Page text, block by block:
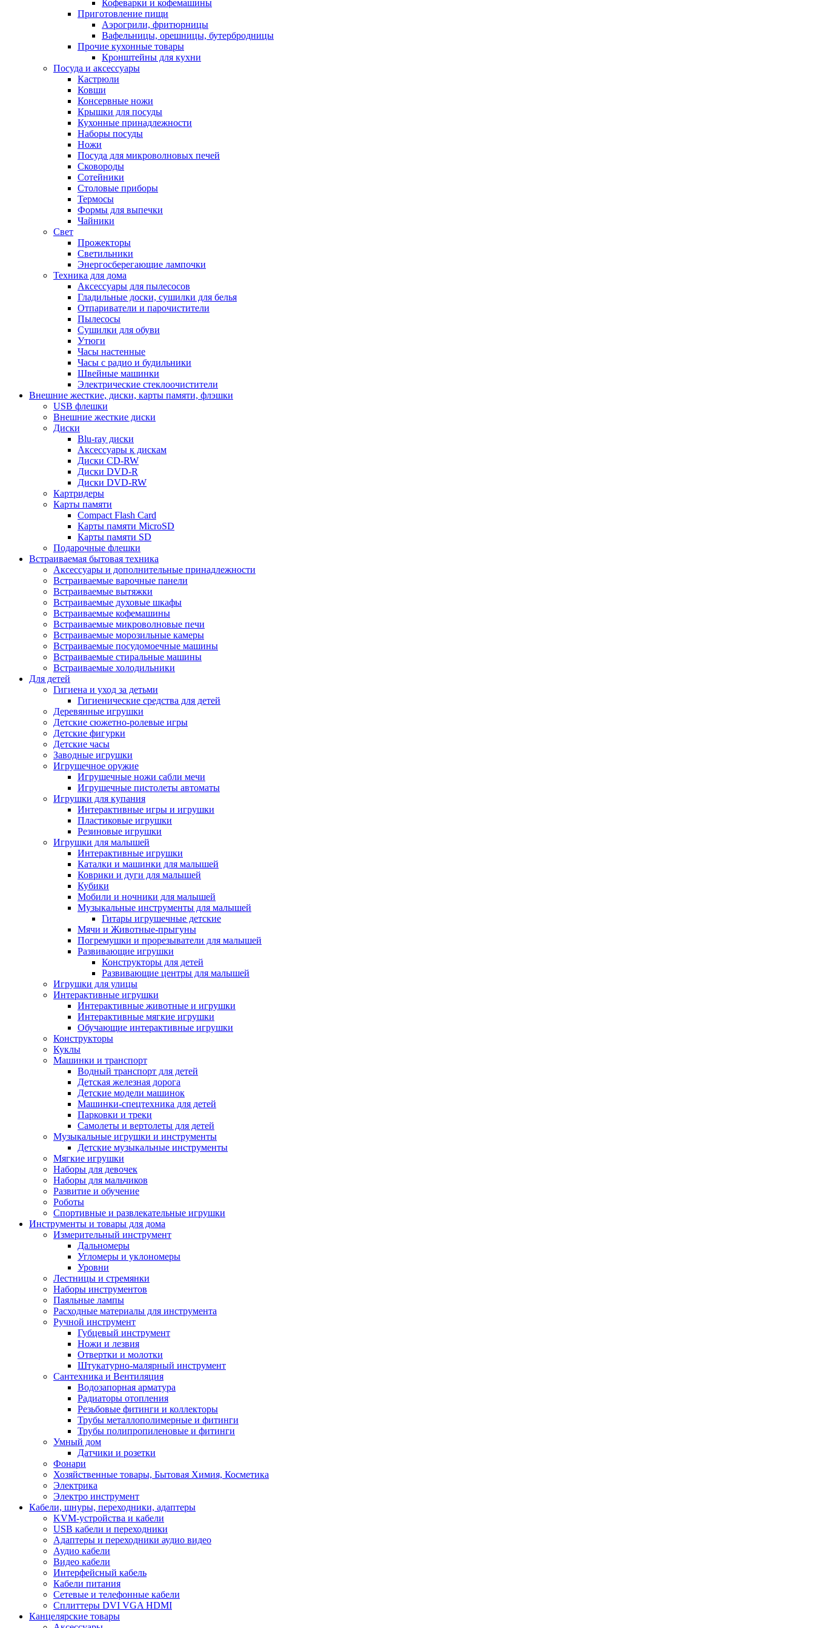
Кофеварки и кофемашины
Приготовление пищи
Аэрогрили, фритюрницы
Вафельницы, орешницы, бутербродницы
Прочие кухонные товары
Кронштейны для кухни
Посуда и аксессуары
Кастрюли
Ковши
Консервные ножи
Крышки для посуды
Кухонные принадлежности
Наборы посуды
Ножи
Посуда для микроволновых печей
Сковороды
Сотейники
Столовые приборы
Термосы
Формы для выпечки
Чайники
Свет
Прожекторы
Светильники
Энергосберегающие лампочки
Техника для дома
Аксессуары для пылесосов
Гладильные доски, сушилки для белья
Отпариватели и парочистители
Пылесосы
Сушилки для обуви
Утюги
Часы настенные
Часы с радио и будильники
Швейные машинки
Электрические стеклоочистители
Внешние жесткие, диски, карты памяти, флэшки
USB флешки
Внешние жесткие диски
Диски
Blu-ray диски
Аксессуары к дискам
Диски CD-RW
Диски DVD-R
Диски DVD-RW
Картридеры
Карты памяти
Compact Flash Card
Карты памяти MicroSD
Карты памяти SD
Подарочные флешки
Встраиваемая бытовая техника
Аксессуары и дополнительные принадлежности
Встраиваемые варочные панели
Встраиваемые вытяжки
Встраиваемые духовые шкафы
Встраиваемые кофемашины
Встраиваемые микроволновые печи
Встраиваемые морозильные камеры
Встраиваемые посудомоечные машины
Встраиваемые стиральные машины
Встраиваемые холодильники
Для детей
Гигиена и уход за детьми
Гигиенические средства для детей
Деревянные игрушки
Детские сюжетно-ролевые игры
Детские фигурки
Детские часы
Заводные игрушки
Игрушечное оружие
Игрушечные ножи сабли мечи
Игрушечные пистолеты автоматы
Игрушки для купания
Интерактивные игры и игрушки
Пластиковые игрушки
Резиновые игрушки
Игрушки для малышей
Интерактивные игрушки
Каталки и машинки для малышей
Коврики и дуги для малышей
Кубики
Мобили и ночники для малышей
Музыкальные инструменты для малышей
Гитары игрушечные детские
Мячи и Животные-прыгуны
Погремушки и прорезыватели для малышей
Развивающие игрушки
Конструкторы для детей
Развивающие центры для малышей
Игрушки для улицы
Интерактивные игрушки
Интерактивные животные и игрушки
Интерактивные мягкие игрушки
Обучающие интерактивные игрушки
Конструкторы
Куклы
Машинки и транспорт
Водный транспорт для детей
Детская железная дорога
Детские модели машинок
Машинки-спецтехника для детей
Парковки и треки
Самолеты и вертолеты для детей
Музыкальные игрушки и инструменты
Детские музыкальные инструменты
Мягкие игрушки
Наборы для девочек
Наборы для мальчиков
Развитие и обучение
Роботы
Спортивные и развлекательные игрушки
Инструменты и товары для дома
Измерительный инструмент
Дальномеры
Угломеры и уклономеры
Уровни
Лестницы и стремянки
Наборы инструментов
Паяльные лампы
Расходные материалы для инструмента
Ручной инструмент
Губцевый инструмент
Ножи и лезвия
Отвертки и молотки
Штукатурно-малярный инструмент
Сантехника и Вентиляция
Водозапорная арматура
Радиаторы отопления
Резьбовые фитинги и коллекторы
Трубы металлополимерные и фитинги
Трубы полипропиленовые и фитинги
Умный дом
Датчики и розетки
Фонари
Хозяйственные товары, Бытовая Химия, Косметика
Электрика
Электро инструмент
Кабели, шнуры, переходники, адаптеры
KVM-устройства и кабели
USB кабели и переходники
Адаптеры и переходники аудио видео
Аудио кабели
Видео кабели
Интерфейсный кабель
Кабели питания
Сетевые и телефонные кабели
Сплиттеры DVI VGA HDMI
Канцелярские товары